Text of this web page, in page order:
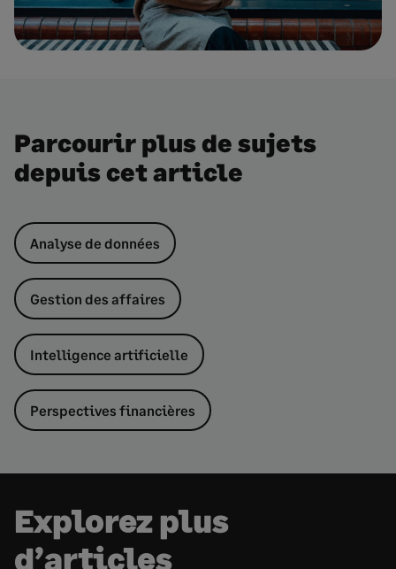
Parcourir plus de sujets
depuis cet article
Analyse de données
Gestion des affaires
Intelligence artificielle
Perspectives financières
Explorez plus
d’articles